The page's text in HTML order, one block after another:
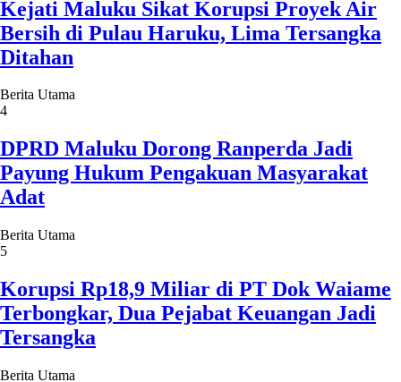
Kejati Maluku Sikat Korupsi Proyek Air
Bersih di Pulau Haruku, Lima Tersangka
Ditahan
Berita Utama
4
DPRD Maluku Dorong Ranperda Jadi
Payung Hukum Pengakuan Masyarakat
Adat
Berita Utama
5
Korupsi Rp18,9 Miliar di PT Dok Waiame
Terbongkar, Dua Pejabat Keuangan Jadi
Tersangka
Berita Utama